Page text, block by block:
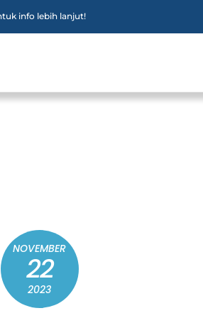
info lebih lanjut!
NOVEMBER
22
2023